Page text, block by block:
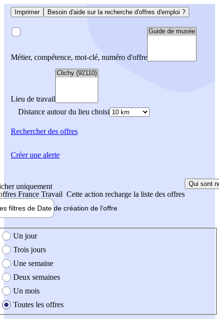
Imprimer Besoin d'aide sur la recherche d'offres d'emploi ?
Métier, compétence, mot-clé, numéro d'offre
Lieu de travail
Distance autour du lieu choisi
Rechercherdes offres
uniquement
France Travail Cette action recharge la liste des offres
Qui sont
filtres de Date de création de l'offre
création de l'offre
Un jour
Trois jours
Une semaine
Deux semaines
Un mois
Toutes les offres
Créer une alerte